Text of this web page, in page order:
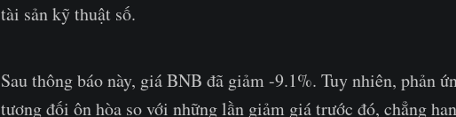
tài sản kỹ thuật số.
Sau thông báo này, giá BNB đã giảm -9.1%. Tuy nhiên, phản
tương đối ôn hòa so với những lần giảm giá trước đó, chẳng